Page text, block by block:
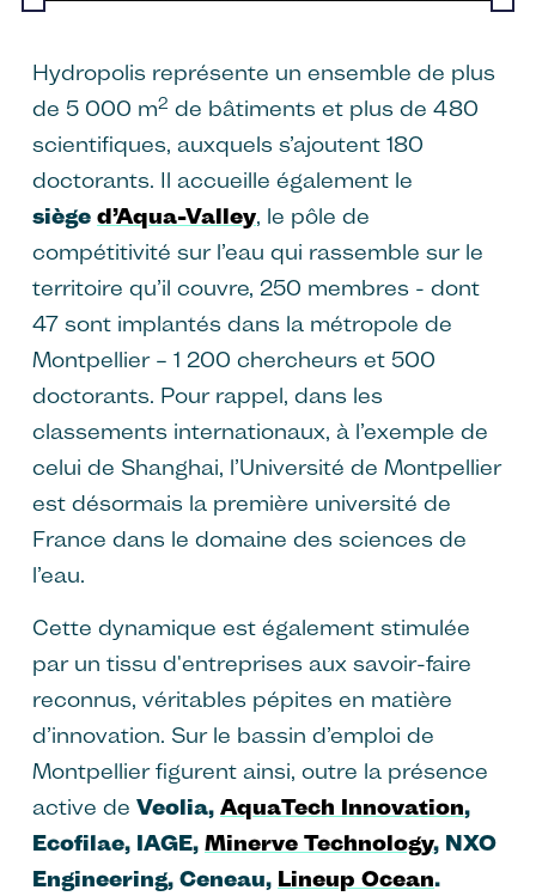
Hydropolis représente un ensemble de plus
de 5 000 m2 de bâtiments et plus de 480
scientifiques, auxquels s’ajoutent 180
doctorants. Il accueille également le
siège d’Aqua-Valley, le pôle de
compétitivité sur l’eau qui rassemble sur le
territoire qu’il couvre, 250 membres - dont
47 sont implantés dans la métropole de
Montpellier – 1 200 chercheurs et 500
doctorants. Pour rappel, dans les
classements internationaux, à l’exemple de
celui de Shanghai, l’Université de Montpellier
est désormais la première université de
France dans le domaine des sciences de
l’eau.
Cette dynamique est également stimulée
par un tissu d'entreprises aux savoir-faire
reconnus, véritables pépites en matière
d’innovation. Sur le bassin d’emploi de
Montpellier figurent ainsi, outre la présence
active de Veolia, AquaTech Innovation,
Ecofilae, IAGE, Minerve Technology, NXO
Engineering, Ceneau, Lineup Ocean.